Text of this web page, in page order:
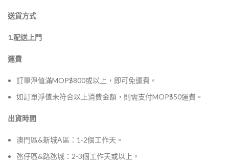
送貨方式
1.配送上門
運費
訂單淨值滿MOP$800或以上，即可免運費。
如訂單淨值未符合以上消費金額，則需支付MOP$50運費。
出貨時間
澳門區&新城A區：1-2個工作天。
氹仔區&路氹城：2-3個工作天或以上。